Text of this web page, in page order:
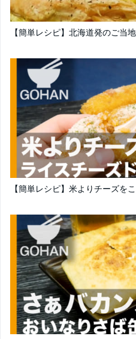
【簡単レシピ】北海道発のご当
【簡単レシピ】米よりチーズを